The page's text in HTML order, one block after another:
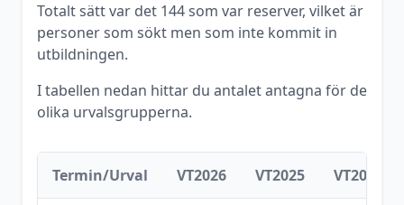
Totalt sätt var det 144som var reserver, vilket är
personer som sökt men som inte kommit in
utbildningen.
I tabellen nedan hittar du antalet antagna för de
olika urvalsgrupperna.
Termin/Urval VT2026 VT2025 VT2024